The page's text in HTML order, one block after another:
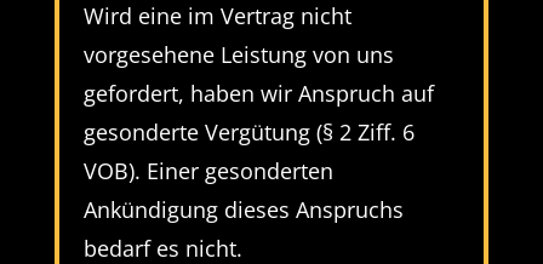
Wird eine im Vertrag nicht
vorgesehene Leistung von uns
gefordert, haben wir Anspruch auf
gesonderte Vergütung (§ 2 Ziff. 6
VOB). Einer gesonderten
Ankündigung dieses Anspruchs
bedarf es nicht.